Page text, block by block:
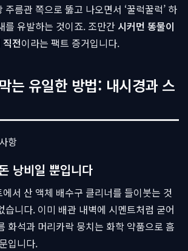
주름관 쪽으로 뚫고 나오면서 ‘꿀럭꿀럭’ 하
를 유발하는 것이죠. 조만간 시커먼 똥물이
전이라는 팩트 증거입니다.
는 유일한 방법: 내시경과 스
낭비일 뿐입니다
서 산 액체 배수구 클리너를 들이붓는 것
습니다. 이미 배관 내벽에 시멘트처럼 굳어
화석과 머리카락 뭉치는 화학 약품으로 흠
입니다.